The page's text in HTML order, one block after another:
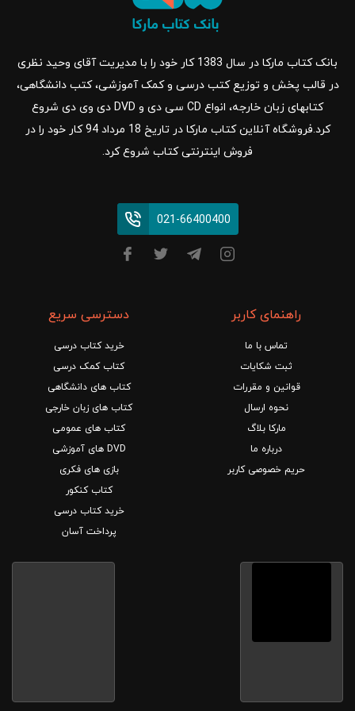
بانک کتاب مارکا در سال 1383 کار خود را با مدیریت آقای وحید نظری
در قالب پخش و توزیع کتب درسی و کمک آموزشی، کتب دانشگاهی،
کتابهای زبان خارجه، انواع CD سی دی و DVD دی وی دی شروع
کرد.فروشگاه آنلاین کتاب مارکا در تاریخ 18 مرداد 94 کار خود را در
فروش اینترنتی کتاب شروع کرد.
021-66400400
راهنمای کاربر
تماس با ما
ثبت شکایات
قوانین و مقررات
نحوه ارسال
مارکا بلاگ
درباره ما
حریم خصوصی کاربر
دسترسی سریع
خرید کتاب درسی
کتاب کمک درسی
کتاب های دانشگاهی
کتاب های زبان خارجی
کتاب های عمومی
DVD های آموزشی
بازی های فکری
کتاب کنکور
خرید کتاب درسی
پرداخت آسان